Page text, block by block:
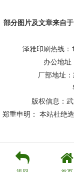
部分图片及文章来自
泽雅印刷热线
办公地
厂部地址
版权信息：
郑重申明： 本站杜绝